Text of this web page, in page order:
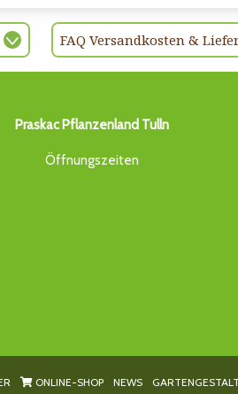
FAQ Versandkosten &
Praskac Pflanzenland Tulln
Öffnungszeiten
ONLINE-SHOP NEWS